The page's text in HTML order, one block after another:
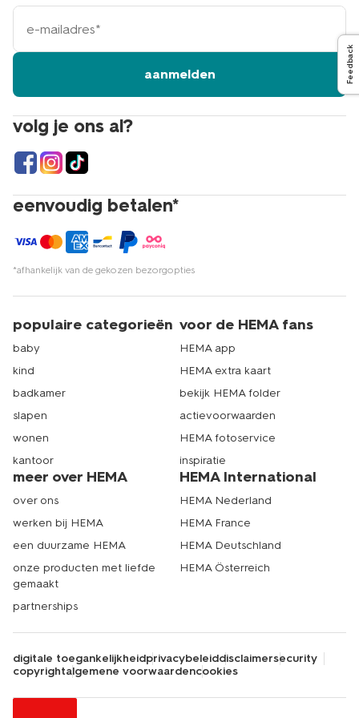
volg je ons al?
eenvoudig betalen*
*afhankelijk van de gekozen bezorgopties
e-
mailadres
aanmelden
populaire categorieën
baby
kind
badkamer
slapen
wonen
kantoor
voor de HEMA fans
HEMA app
HEMA extra kaart
bekijk HEMA folder
actievoorwaarden
HEMA fotoservice
inspiratie
meer over HEMA
over ons
werken bij HEMA
een duurzame HEMA
onze producten met liefde
gemaakt
partnerships
HEMA International
HEMA Nederland
HEMA France
HEMA Deutschland
HEMA Österreich
digitale toegankelijkheidprivacybeleiddisclaimersecurity
copyrightalgemene voorwaardencookies
Feedback